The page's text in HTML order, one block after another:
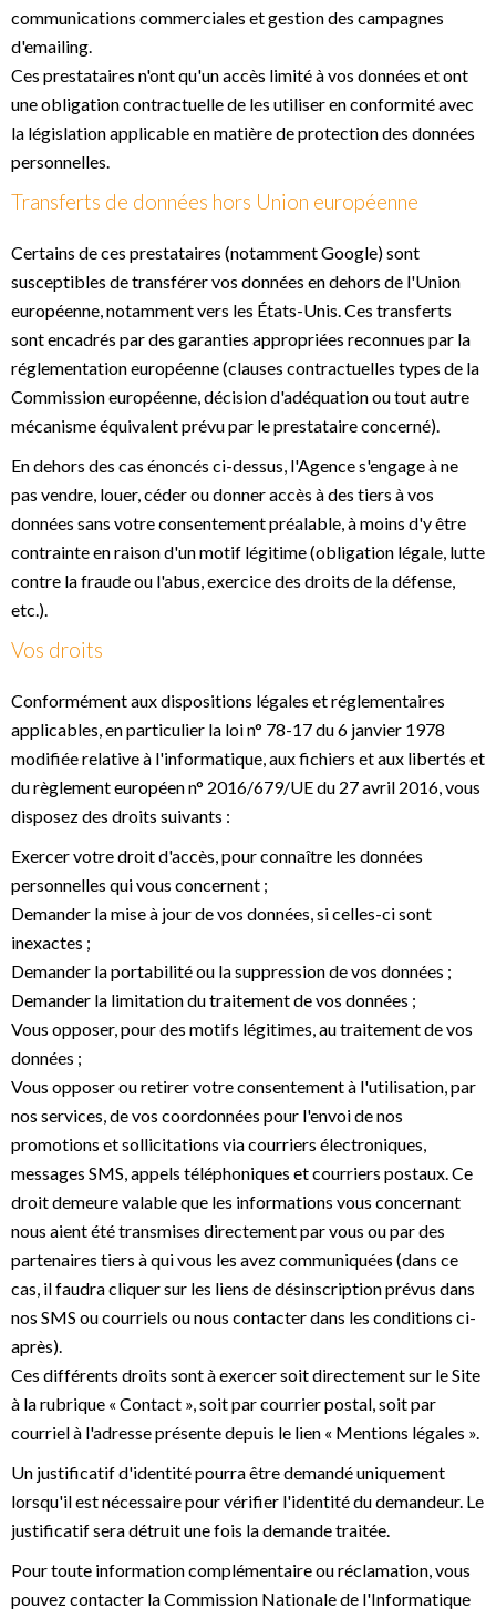
communications commerciales et gestion des campagnes
d'emailing.
Ces prestataires n'ont qu'un accès limité à vos données et ont
une obligation contractuelle de les utiliser en conformité avec
la législation applicable en matière de protection des données
personnelles.
Transferts de données hors Union européenne
Certains de ces prestataires (notamment Google) sont
susceptibles de transférer vos données en dehors de l'Union
européenne, notamment vers les États-Unis. Ces transferts
sont encadrés par des garanties appropriées reconnues par la
réglementation européenne (clauses contractuelles types de la
Commission européenne, décision d'adéquation ou tout autre
mécanisme équivalent prévu par le prestataire concerné).
En dehors des cas énoncés ci-dessus, l'Agence s'engage à ne
pas vendre, louer, céder ou donner accès à des tiers à vos
données sans votre consentement préalable, à moins d'y être
contrainte en raison d'un motif légitime (obligation légale, lutte
contre la fraude ou l'abus, exercice des droits de la défense,
etc.).
Vos droits
Conformément aux dispositions légales et réglementaires
applicables, en particulier la loi n° 78-17 du 6 janvier 1978
modifiée relative à l'informatique, aux fichiers et aux libertés et
du règlement européen n° 2016/679/UE du 27 avril 2016, vous
disposez des droits suivants :
Exercer votre droit d'accès, pour connaître les données
personnelles qui vous concernent ;
Demander la mise à jour de vos données, si celles-ci sont
inexactes ;
Demander la portabilité ou la suppression de vos données ;
Demander la limitation du traitement de vos données ;
Vous opposer, pour des motifs légitimes, au traitement de vos
données ;
Vous opposer ou retirer votre consentement à l'utilisation, par
nos services, de vos coordonnées pour l'envoi de nos
promotions et sollicitations via courriers électroniques,
messages SMS, appels téléphoniques et courriers postaux. Ce
droit demeure valable que les informations vous concernant
nous aient été transmises directement par vous ou par des
partenaires tiers à qui vous les avez communiquées (dans ce
cas, il faudra cliquer sur les liens de désinscription prévus dans
nos SMS ou courriels ou nous contacter dans les conditions ci-
après).
Ces différents droits sont à exercer soit directement sur le Site
à la rubrique « Contact », soit par courrier postal, soit par
courriel à l'adresse présente depuis le lien « Mentions légales ».
Un justificatif d'identité pourra être demandé uniquement
lorsqu'il est nécessaire pour vérifier l'identité du demandeur. Le
justificatif sera détruit une fois la demande traitée.
Pour toute information complémentaire ou réclamation, vous
pouvez contacter la Commission Nationale de l'Informatique